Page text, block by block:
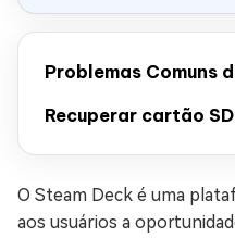
Problemas Comuns
Recuperar cartão
O Steam Deck é uma
aos usuários a